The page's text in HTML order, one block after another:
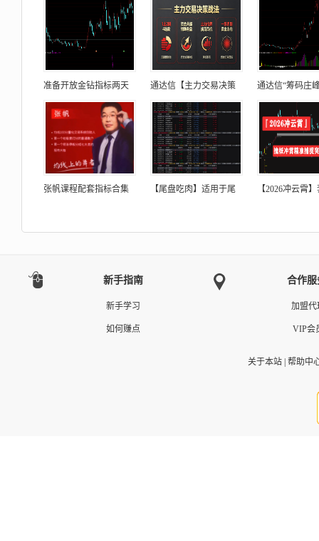
准备开放金钻指标两天 通达信【主力交易决策 通达信“筹码庄
张帆课程配套指标合集 【尾盘吃肉】适用于尾 【2026冲云霄
新手指南
新手学习
如何赚点
合作服
加盟代
VIP会
关于本站| 帮助中